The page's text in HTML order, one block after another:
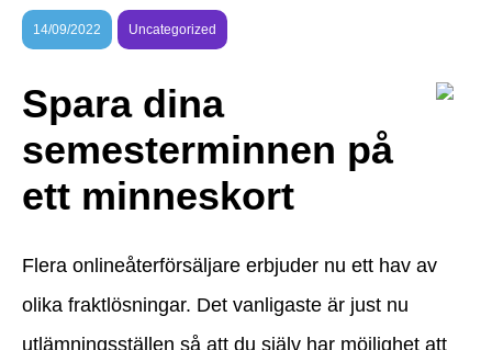
14/09/2022 Uncategorized
Spara dina
semesterminnen på
ett minneskort
Flera onlineåterförsäljare erbjuder nu ett hav av
olika fraktlösningar. Det vanligaste är just nu
utlämningsställen så att du själv har möjlighet att